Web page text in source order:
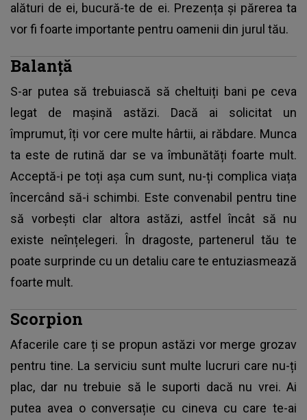
alături de ei, bucură-te de ei. Prezența și părerea ta
vor fi foarte importante pentru oamenii din jurul tău.
Balanță
S-ar putea să trebuiască să cheltuiți bani pe ceva
legat de mașină astăzi. Dacă ai solicitat un
împrumut, îți vor cere multe hârtii, ai răbdare. Munca
ta este de rutină dar se va îmbunătăți foarte mult.
Acceptă-i pe toți așa cum sunt, nu-ți complica viața
încercând să-i schimbi. Este convenabil pentru tine
să vorbești clar altora astăzi, astfel încât să nu
existe neînțelegeri. În dragoste, partenerul tău te
poate surprinde cu un detaliu care te entuziasmează
foarte mult.
Scorpion
Afacerile care ți se propun astăzi vor merge grozav
pentru tine. La serviciu sunt multe lucruri care nu-ți
plac, dar nu trebuie să le suporti dacă nu vrei. Ai
putea avea o conversație cu cineva cu care te-ai